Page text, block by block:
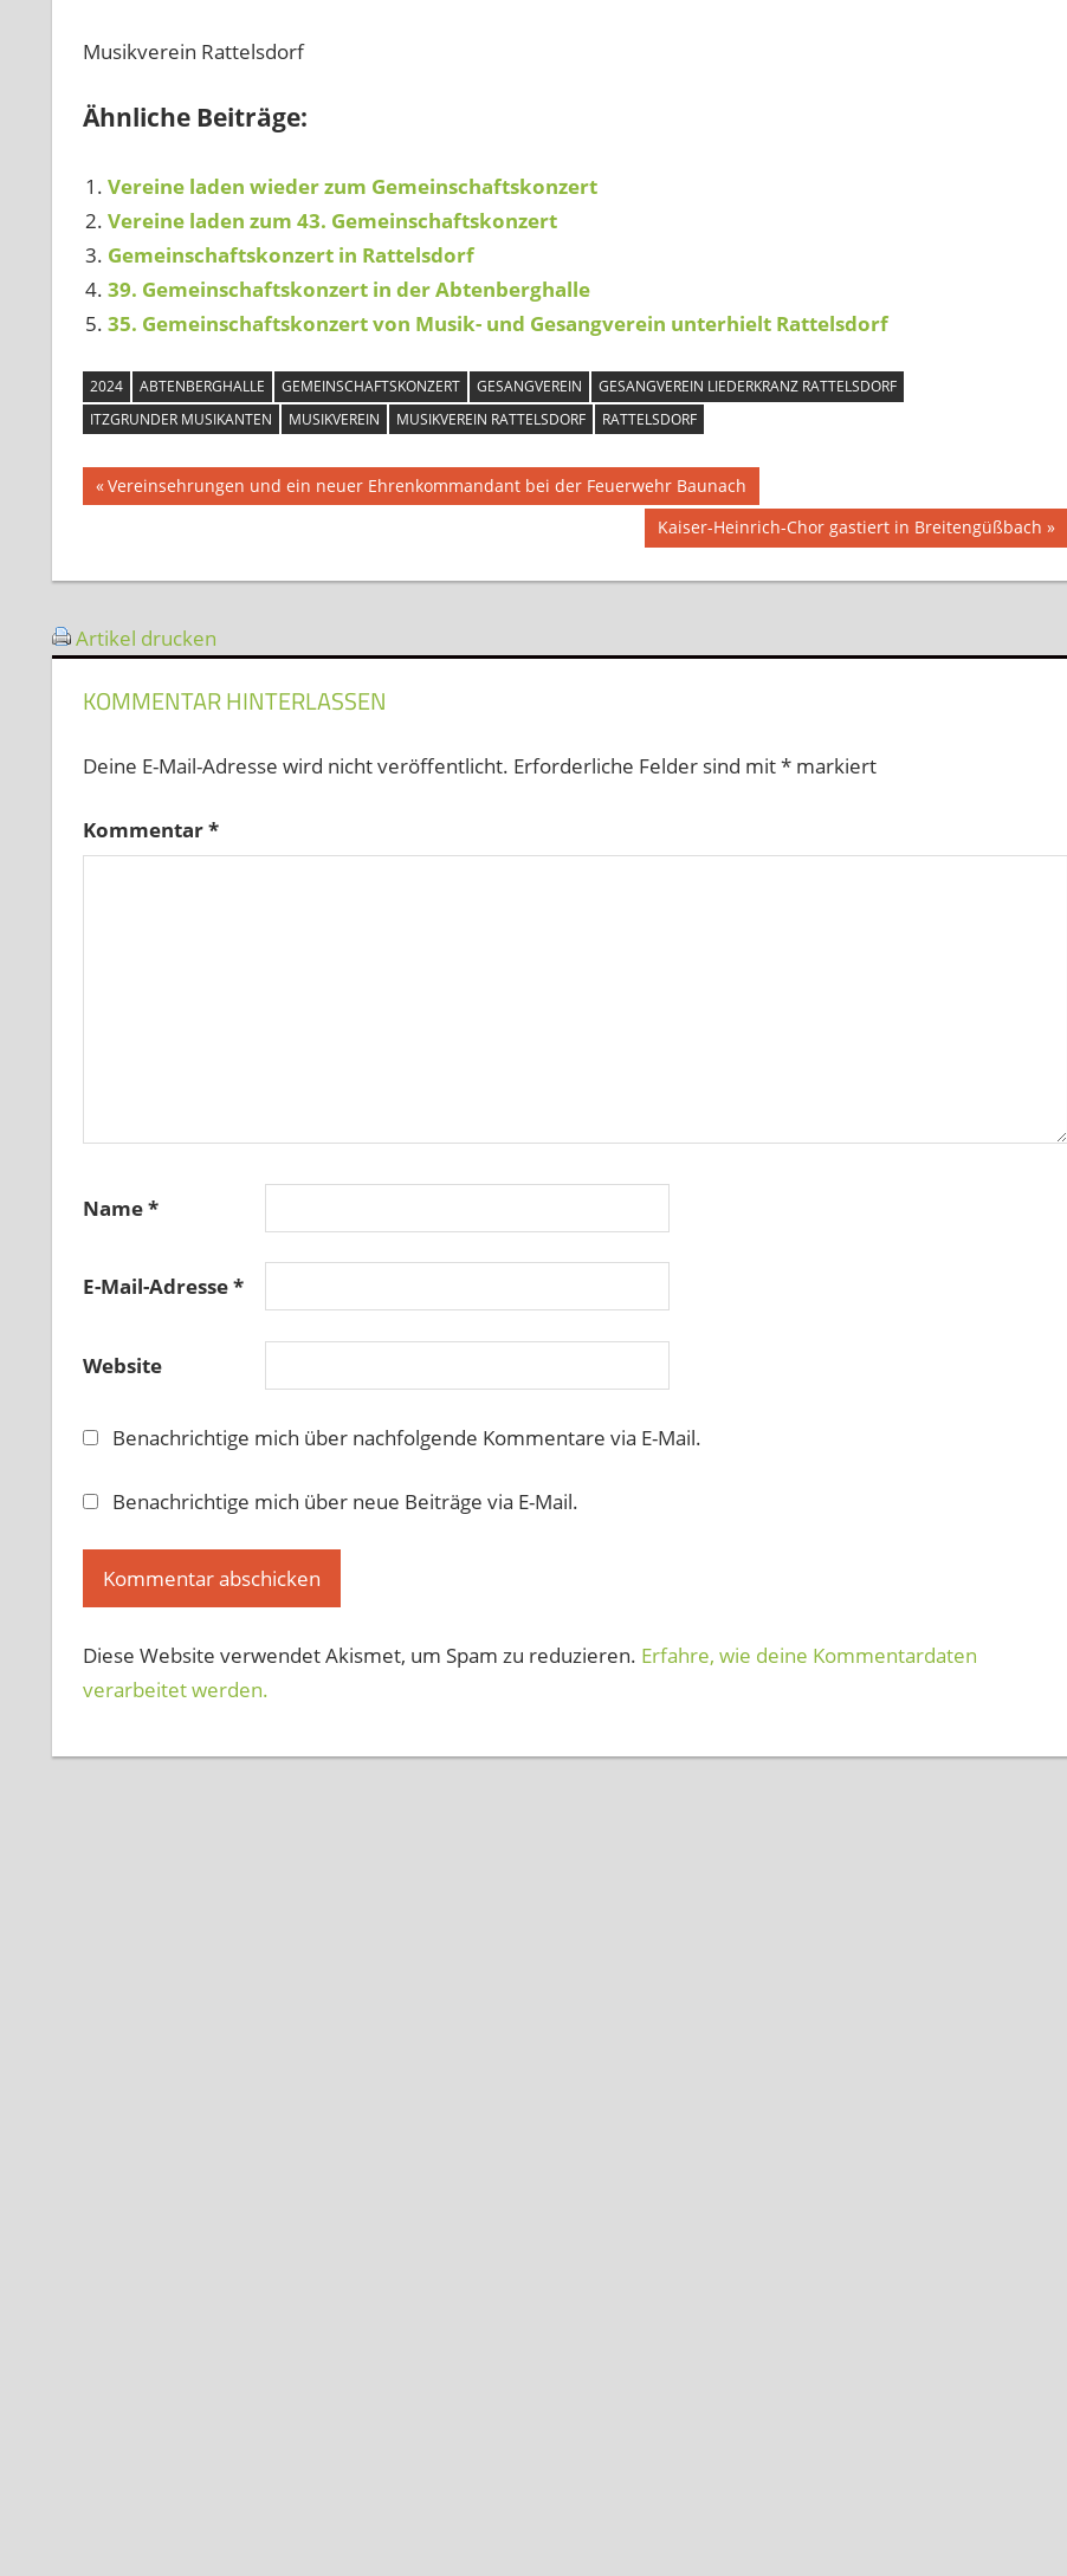
Musikverein Rattelsdorf
Ähnliche Beiträge:
Vereine laden wieder zum Gemeinschaftskonzert
Vereine laden zum 43. Gemeinschaftskonzert
Gemeinschaftskonzert in Rattelsdorf
39. Gemeinschaftskonzert in der Abtenberghalle
35. Gemeinschaftskonzert von Musik- und Gesangverein unterhielt Rattelsdorf
2024 ABTENBERGHALLE GEMEINSCHAFTSKONZERT GESANGVEREIN
GESANGVEREIN LIEDERKRANZ RATTELSDORF
ITZGRUNDER MUSIKANTEN
MUSIKVEREIN MUSIKVEREIN RATTELSDORF RATTELSDORF
Beitragsnavigation
Vorheriger
Beitrag:
Vereinsehrungen und ein neuer Ehrenkommandant bei der Feuerwehr Baunach
Nächster
Beitrag:
Kaiser-Heinrich-Chor gastiert in Breitengüßbach
Artikel drucken
KOMMENTAR HINTERLASSEN
Deine E-Mail-Adresse wird nicht veröffentlicht. Erforderliche Felder sind mit*markiert
Kommentar*
Name*
E-Mail-Adresse*
Website
Benachrichtige mich über nachfolgende Kommentare via E-Mail.
Benachrichtige mich über neue Beiträge via E-Mail.
Diese Website verwendet Akismet, um Spam zu reduzieren. Erfahre, wie deine Kommentardaten
verarbeitet werden.